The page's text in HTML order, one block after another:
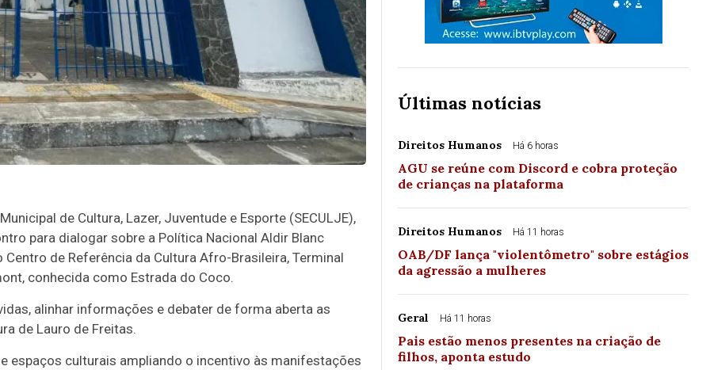
de Cultura, Lazer, Juventude e Esporte (SECULJE),
para dialogar sobre a Política Nacional Aldir Blanc
de Referência da Cultura Afro-Brasileira, Terminal
conhecida como Estrada do Coco.
alinhar informações e debater de forma aberta as
de Lauro de Freitas.
espaços culturais ampliando o incentivo às manifestações
Últimas notícias
Direitos Humanos Há 6 horas
AGU se reúne com Discord e cobra proteção
de crianças na plataforma
Direitos Humanos Há 11 horas
OAB/DF lança "violentômetro" sobre estágios
da agressão a mulheres
Geral Há 11 horas
Pais estão menos presentes na criação de
filhos, aponta estudo